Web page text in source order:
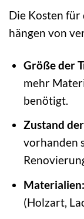
Die Kosten
hängen von
Größe der
mehr
benötigt.
Zustand
vorhanden
Materialien:
(Holzart,